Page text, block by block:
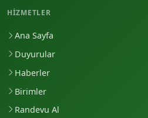
HIZMETLER
Ana Sayfa
Duyurular
Haberler
Birimler
Randevu Al